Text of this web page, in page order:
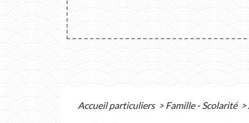
Accueil particuliers > Famille - Scolarité >